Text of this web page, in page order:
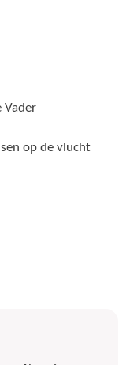
Vader
op de vlucht